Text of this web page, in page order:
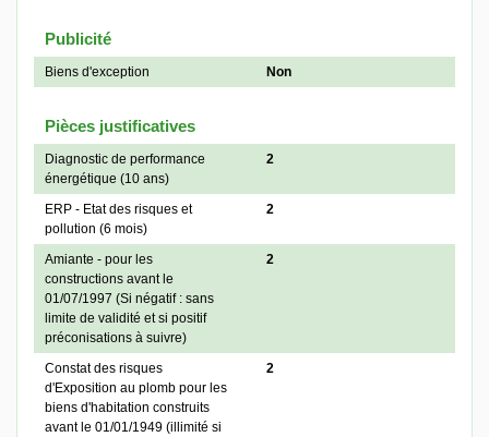
Publicité
Biens d'exception Non
Pièces justificatives
Diagnostic de performance
énergétique (10 ans)
2
ERP - Etat des risques et
pollution (6 mois)
2
Amiante - pour les
constructions avant le
01/07/1997 (Si négatif : sans
limite de validité et si positif
préconisations à suivre)
2
Constat des risques
d'Exposition au plomb pour les
biens d'habitation construits
avant le 01/01/1949 (illimité si
2